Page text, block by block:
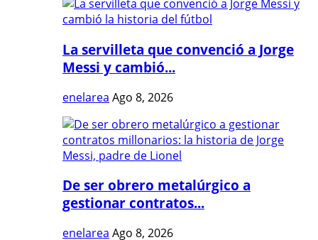
La servilleta que convenció a Jorge
Messi y cambió...
enelarea Ago 8, 2026
De ser obrero metalúrgico a
gestionar contratos...
enelarea Ago 8, 2026